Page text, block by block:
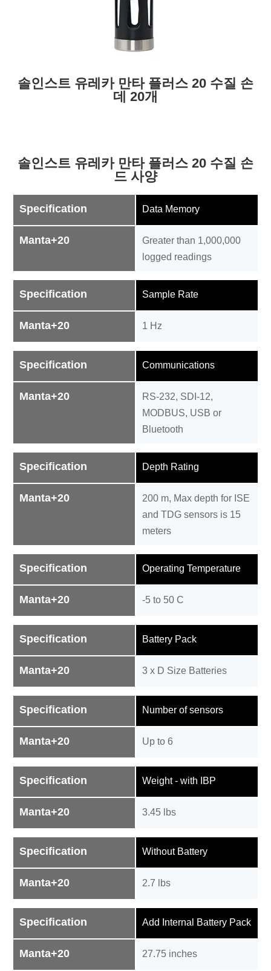
솔인스트 유레카 만타 플러스 20 수질 손
데 20개
솔인스트 유레카 만타 플러스 20 수질 손
드 사양
Specification
Manta+20
Data Memory
Greater than 1,000,000
logged readings
Specification
Manta+20
Sample Rate
1 Hz
Specification
Manta+20
Communications
RS-232, SDI-12,
MODBUS, USB or
Bluetooth
Specification
Manta+20
Depth Rating
200 m, Max depth for ISE
and TDG sensors is 15
meters
Specification
Manta+20
Operating Temperature
-5 to 50 C
Specification
Manta+20
Battery Pack
3 x D Size Batteries
Specification
Manta+20
Number of sensors
Up to 6
Specification
Manta+20
Weight - with IBP
3.45 lbs
Specification
Manta+20
Without Battery
2.7 lbs
Specification
Manta+20
Add Internal Battery Pack
27.75 inches